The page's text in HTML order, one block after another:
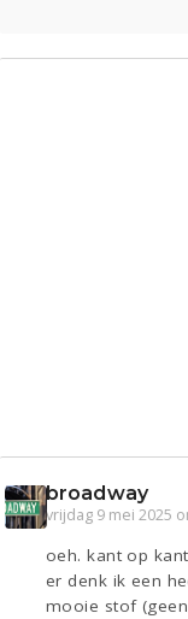
broadway
vrijdag 9 mei 2025
oeh. kant op
er denk ik een
mooie stof